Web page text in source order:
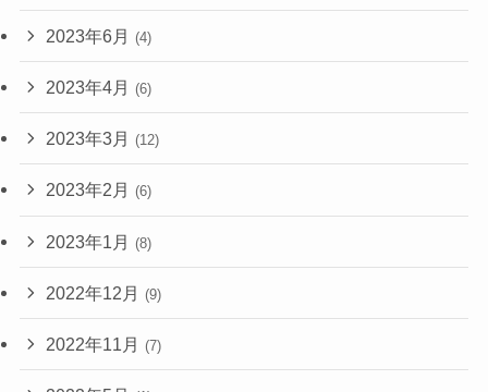
2023年6月 (4)
2023年4月 (6)
2023年3月 (12)
2023年2月 (6)
2023年1月 (8)
2022年12月 (9)
2022年11月 (7)